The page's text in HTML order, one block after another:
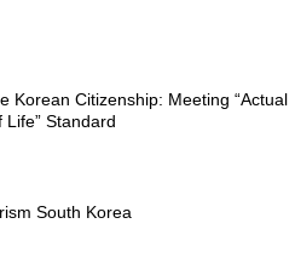
Korean Citizenship: Meeting “Actual
Life” Standard
South Korea